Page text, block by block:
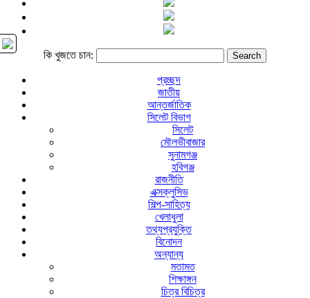
কি খুজতে চান:
প্রচ্ছদ
জাতীয়
আন্তর্জাতিক
সিলেট বিভাগ
সিলেট
মৌলভীবাজার
সুনামগঞ্জ
হবিগঞ্জ
রাজনীতি
এক্সক্লুসিভ
শিল্প-সাহিত্য
খেলাধুলা
তথ্যপ্রযুক্তি
বিনোদন
অন্যান্য
মতামত
শিক্ষাঙ্গন
চিত্র বিচিত্র